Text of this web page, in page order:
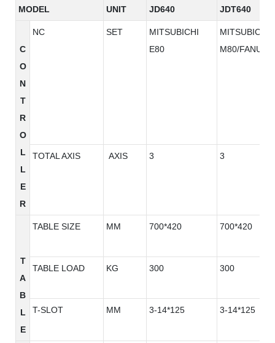
MODEL UNIT JD640 JDT640
C
O
N
T
R
O
L
L
E
R
NC SET
MITSUBICHI
E80
MITSUBICHI
M80/FANUC
TOTAL AXIS AXIS 3 3
T
A
B
L
E
TABLE SIZE MM 700*420 700*420
TABLE LOAD KG 300 300
T-SLOT MM 3-14*125 3-14*125